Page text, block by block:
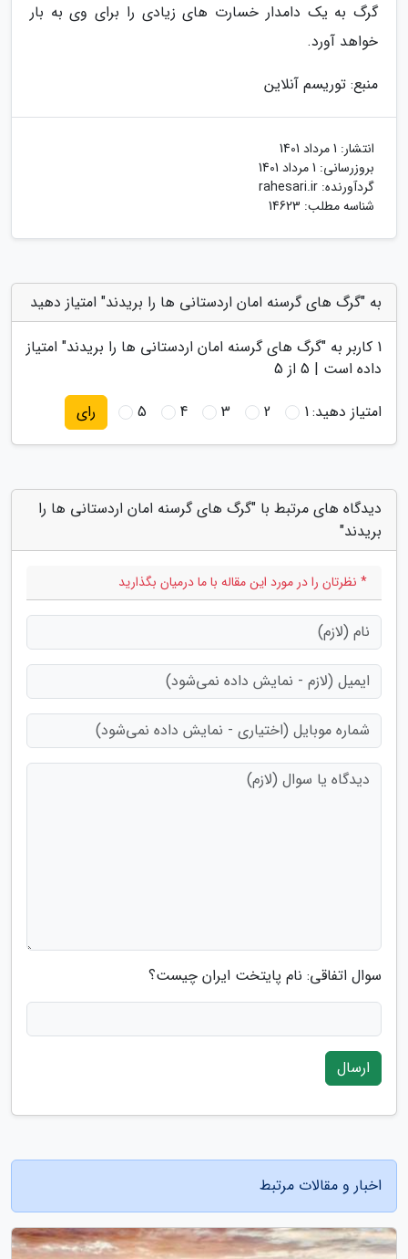
گرگ به یک دامدار خسارت های زیادی را برای وی به بار
خواهد آورد.
منبع: توریسم آنلاین
انتشار: 1 مرداد 1401
بروزرسانی: 1 مرداد 1401
گردآورنده: rahesari.ir
شناسه مطلب: 14623
به "گرگ های گرسنه امان اردستانی ها را بریدند" امتیاز دهید
1 کاربر به "گرگ های گرسنه امان اردستانی ها را بریدند" امتیاز
داده است | 5 از 5
امتیاز دهید:1
2
3
4
5 رای
دیدگاه های مرتبط با "گرگ های گرسنه امان اردستانی ها را
بریدند"
* نظرتان را در مورد این مقاله با ما درمیان بگذارید
سوال اتفاقی: نام پایتخت ایران چیست؟
ارسال
اخبار و مقالات مرتبط